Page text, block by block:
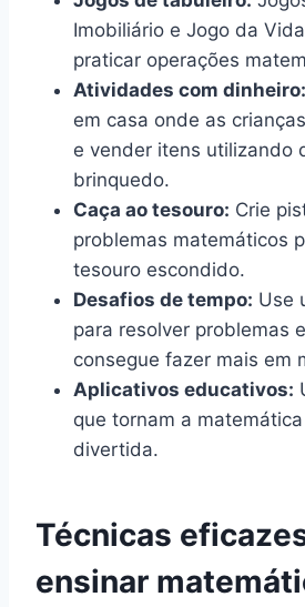
Imobiliário e Jogo da
praticar operações
Atividades com dinheiro:
em casa onde as
e vender itens utilizando
brinquedo.
Caça ao tesouro: Crie
problemas matemáticos
tesouro escondido.
Desafios de tempo: Use
para resolver problemas
consegue fazer mais em
Aplicativos educativos:
que tornam a
divertida.
Técnicas
ensinar